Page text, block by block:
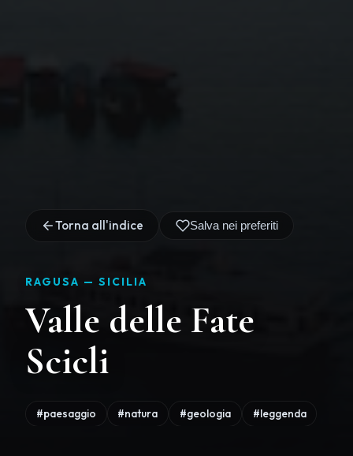
Torna all'indice Salva nei preferiti
RAGUSA — SICILIA
Valle delle Fate
Scicli
#paesaggio #natura #geologia #leggenda